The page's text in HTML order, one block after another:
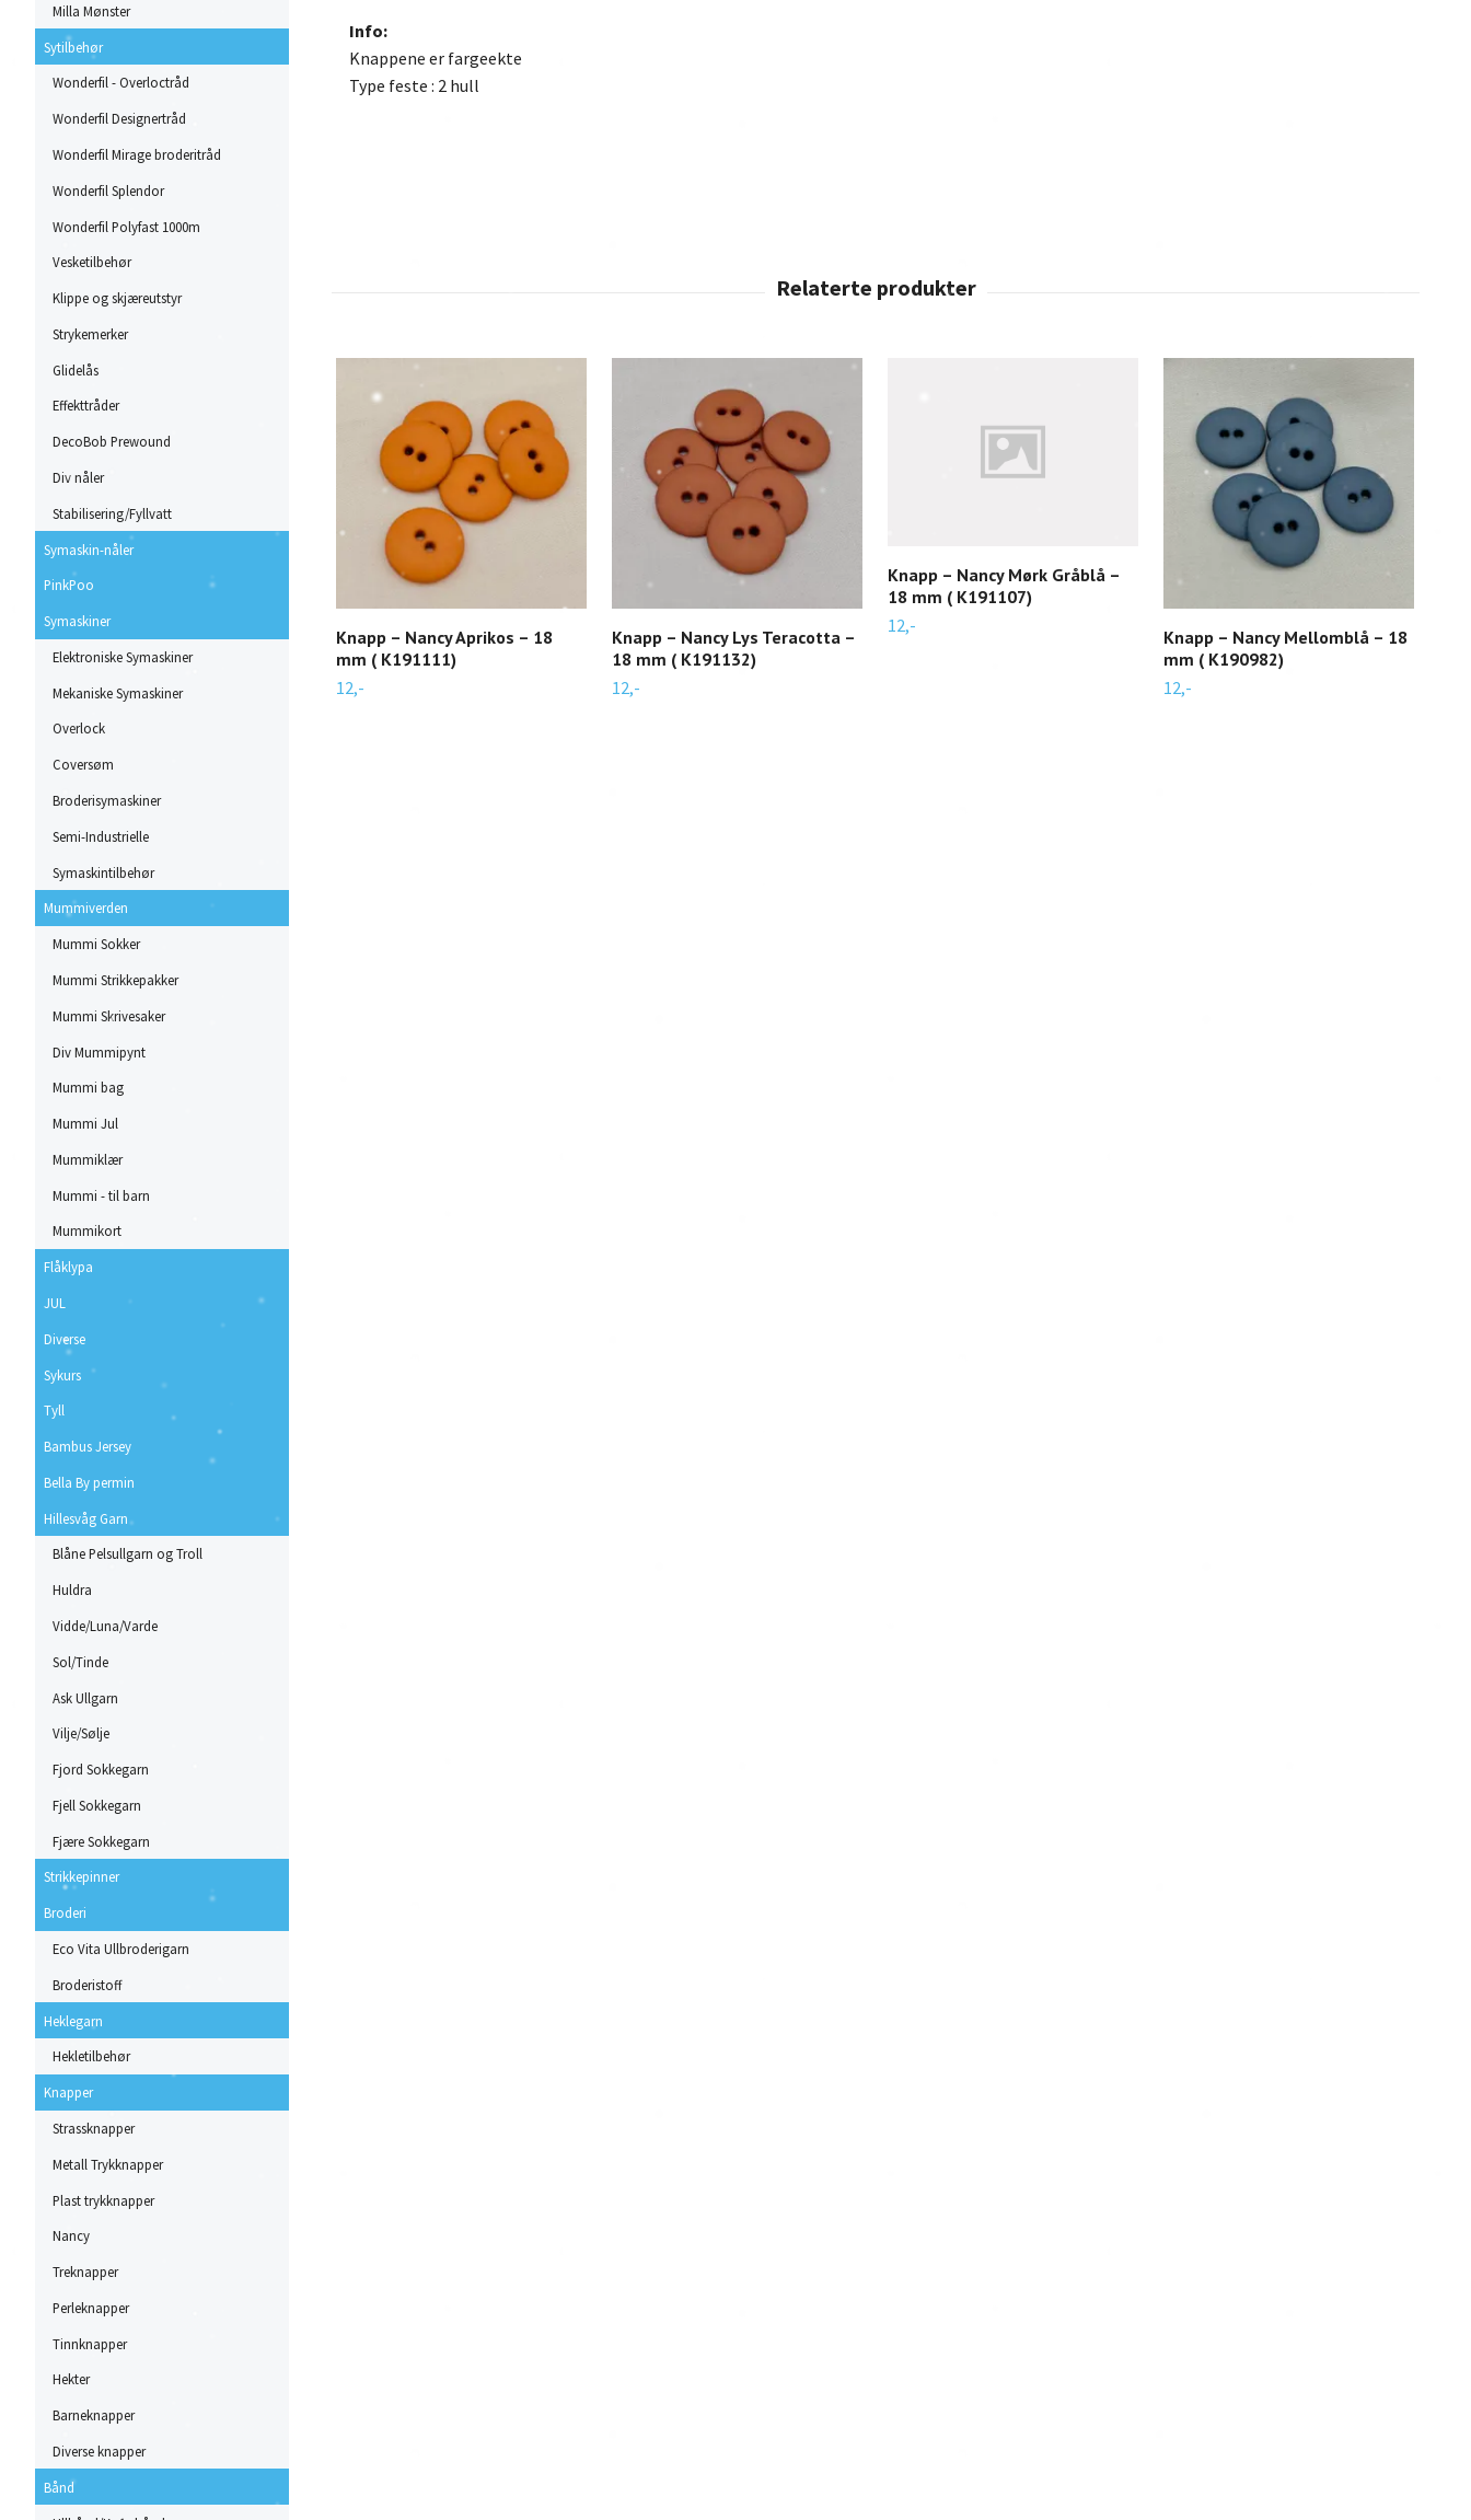
Milla Mønster
Sytilbehør
Wonderfil - Overloctråd
Wonderfil Designertråd
Wonderfil Mirage broderitråd
Wonderfil Splendor
Wonderfil Polyfast 1000m
Vesketilbehør
Klippe og skjæreutstyr
Strykemerker
Glidelås
Effekttråder
DecoBob Prewound
Div nåler
Stabilisering/Fyllvatt
Symaskin-nåler
PinkPoo
Symaskiner
Elektroniske Symaskiner
Mekaniske Symaskiner
Overlock
Coversøm
Broderisymaskiner
Semi-Industrielle
Symaskintilbehør
Mummiverden
Mummi Sokker
Mummi Strikkepakker
Mummi Skrivesaker
Div Mummipynt
Mummi bag
Mummi Jul
Mummiklær
Mummi - til barn
Mummikort
Flåklypa
JUL
Diverse
Sykurs
Tyll
Bambus Jersey
Bella By permin
Hillesvåg Garn
Blåne Pelsullgarn og Troll
Huldra
Vidde/Luna/Varde
Sol/Tinde
Ask Ullgarn
Vilje/Sølje
Fjord Sokkegarn
Fjell Sokkegarn
Fjære Sokkegarn
Strikkepinner
Broderi
Eco Vita Ullbroderigarn
Broderistoff
Heklegarn
Hekletilbehør
Knapper
Strassknapper
Metall Trykknapper
Plast trykknapper
Nancy
Treknapper
Perleknapper
Tinnknapper
Hekter
Barneknapper
Diverse knapper
Bånd
Info:
Knappene er fargeekte
Type feste : 2 hull
Knapp – Nancy Aprikos – 18
mm ( K191111)
12,-
Knapp – Nancy Lys Teracotta –
18 mm ( K191132)
12,-
Knapp – Nancy Mørk Gråblå –
18 mm ( K191107)
12,-
Knapp – Nancy Mellomblå – 18
mm ( K190982)
12,-